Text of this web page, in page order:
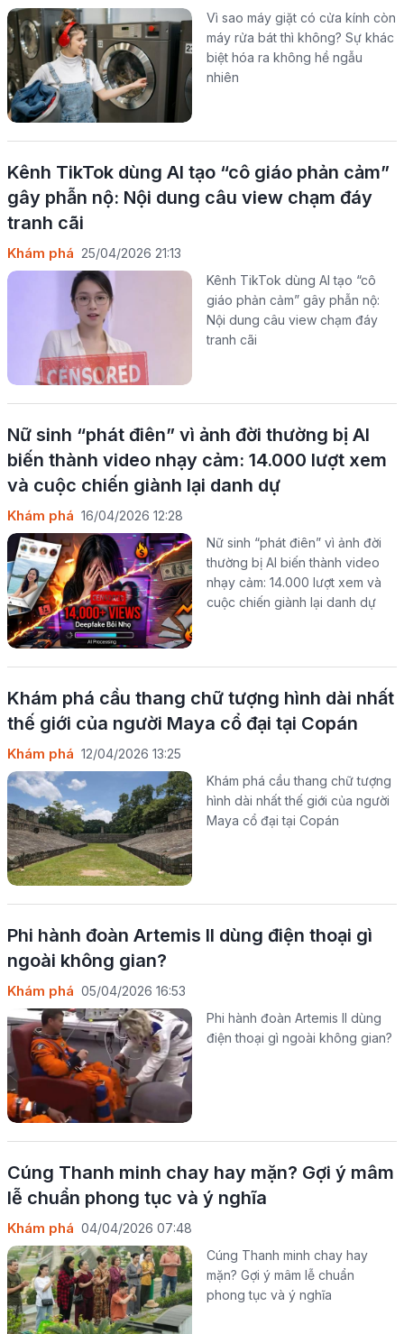
Vì sao máy giặt có cửa kính còn
máy rửa bát thì không? Sự khác
biệt hóa ra không hề ngẫu
nhiên
Kênh TikTok dùng AI tạo “cô giáo phản cảm”
gây phẫn nộ: Nội dung câu view chạm đáy
tranh cãi
Khám phá 25/04/2026 21:13
Kênh TikTok dùng AI tạo “cô
giáo phản cảm” gây phẫn nộ:
Nội dung câu view chạm đáy
tranh cãi
Nữ sinh “phát điên” vì ảnh đời thường bị AI
biến thành video nhạy cảm: 14.000 lượt xem
và cuộc chiến giành lại danh dự
Khám phá 16/04/2026 12:28
Nữ sinh “phát điên” vì ảnh đời
thường bị AI biến thành video
nhạy cảm: 14.000 lượt xem và
cuộc chiến giành lại danh dự
Khám phá cầu thang chữ tượng hình dài nhất
thế giới của người Maya cổ đại tại Copán
Khám phá 12/04/2026 13:25
Khám phá cầu thang chữ tượng
hình dài nhất thế giới của người
Maya cổ đại tại Copán
Phi hành đoàn Artemis II dùng điện thoại gì
ngoài không gian?
Khám phá 05/04/2026 16:53
Phi hành đoàn Artemis II dùng
điện thoại gì ngoài không gian?
Cúng Thanh minh chay hay mặn? Gợi ý mâm
lễ chuẩn phong tục và ý nghĩa
Khám phá 04/04/2026 07:48
Cúng Thanh minh chay hay
mặn? Gợi ý mâm lễ chuẩn
phong tục và ý nghĩa